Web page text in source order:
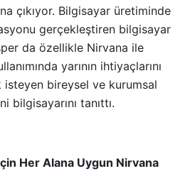
çıkıyor. Bilgisayar üretiminde
gerçekleştiren bilgisayar
da özellikle Nirvana ile
yarının ihtiyaçlarını
isteyen bireysel ve kurumsal
tanıttı.
Her Alana Uygun Nirvana